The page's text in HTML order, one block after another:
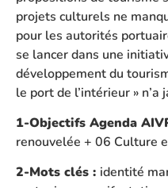
projets culturels ne
pour les autorités
se lancer dans une
développement du
le port de l’intérieur »
1-Objectifs Agenda
renouvelée + 06 Culture
2-Mots clés : identité